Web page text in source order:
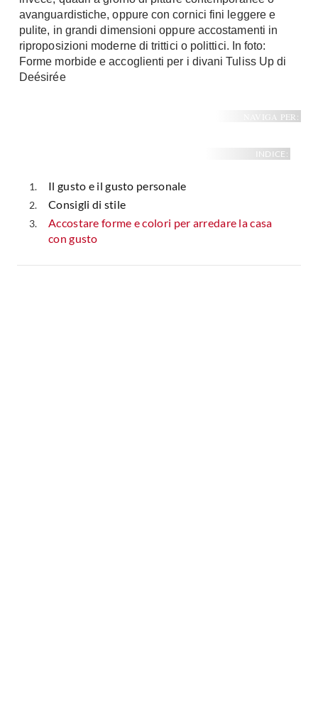
avanguardistiche, oppure con cornici fini leggere e
pulite, in grandi dimensioni oppure accostamenti in
riproposizioni moderne di trittici o polittici. In foto:
Forme morbide e accoglienti per i divani Tuliss Up di
Deésirée
NAVIGA PER:
INDICE:
Il gusto e il gusto personale
Consigli di stile
Accostare forme e colori per arredare la casa
con gusto